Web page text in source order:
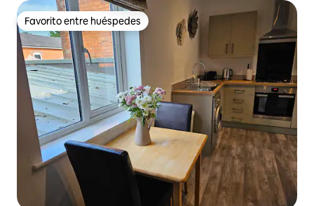
Favorito entre huéspedes
Favorito entre huéspedes